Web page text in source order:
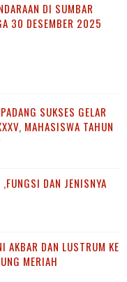
DI SUMBAR
30 DESEMBER 2025
SUKSES GELAR
MAHASISWA TAHUN
DAN JENISNYA
AKBAR DAN LUSTRUM KE
MERIAH